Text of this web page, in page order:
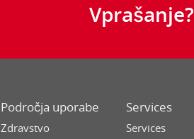
Vprašanje?
Področja uporabe
Zdravstvo
Services
Services